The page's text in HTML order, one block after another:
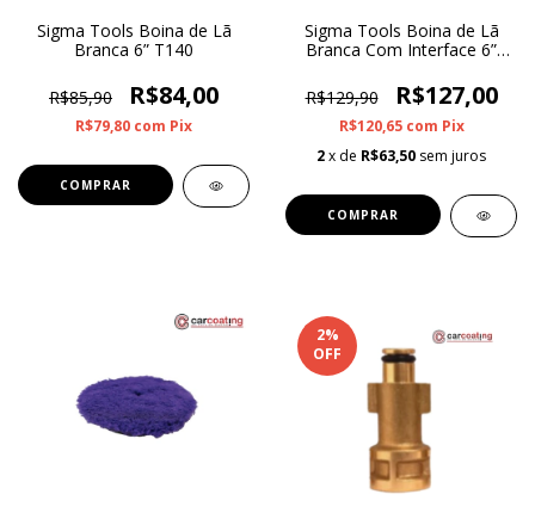
Sigma Tools Boina de Lã
Branca 6” T140
R$85,90 R$84,00
R$79,80 com Pix
Sigma Tools Boina de Lã
Branca Com Interface 6”
R$129,90
R$127,00
R$120,65 com Pix
2x de R$63,50 sem juros
2%
OFF